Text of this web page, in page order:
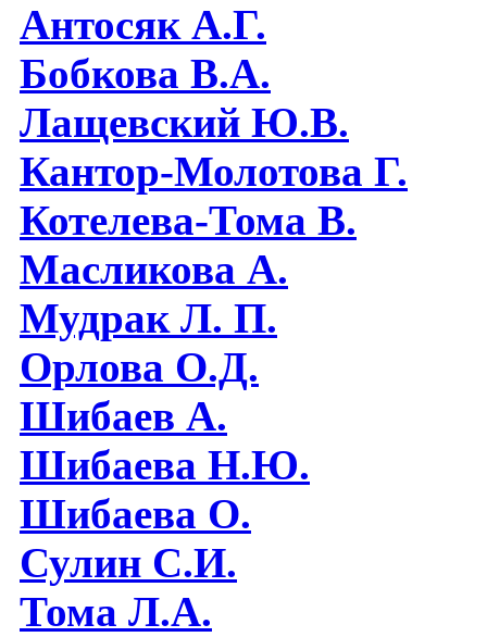
Антосяк А.Г.
Бобкова В.А.
Лащевский Ю.В.
Кантор-Молотова Г.
Котелева-Тома В.
Масликова А.
Мудрак Л. П.
Орлова О.Д.
Шибаев А.
Шибаева Н.Ю.
Шибаева O.
Сулин С.И.
Тома Л.А.